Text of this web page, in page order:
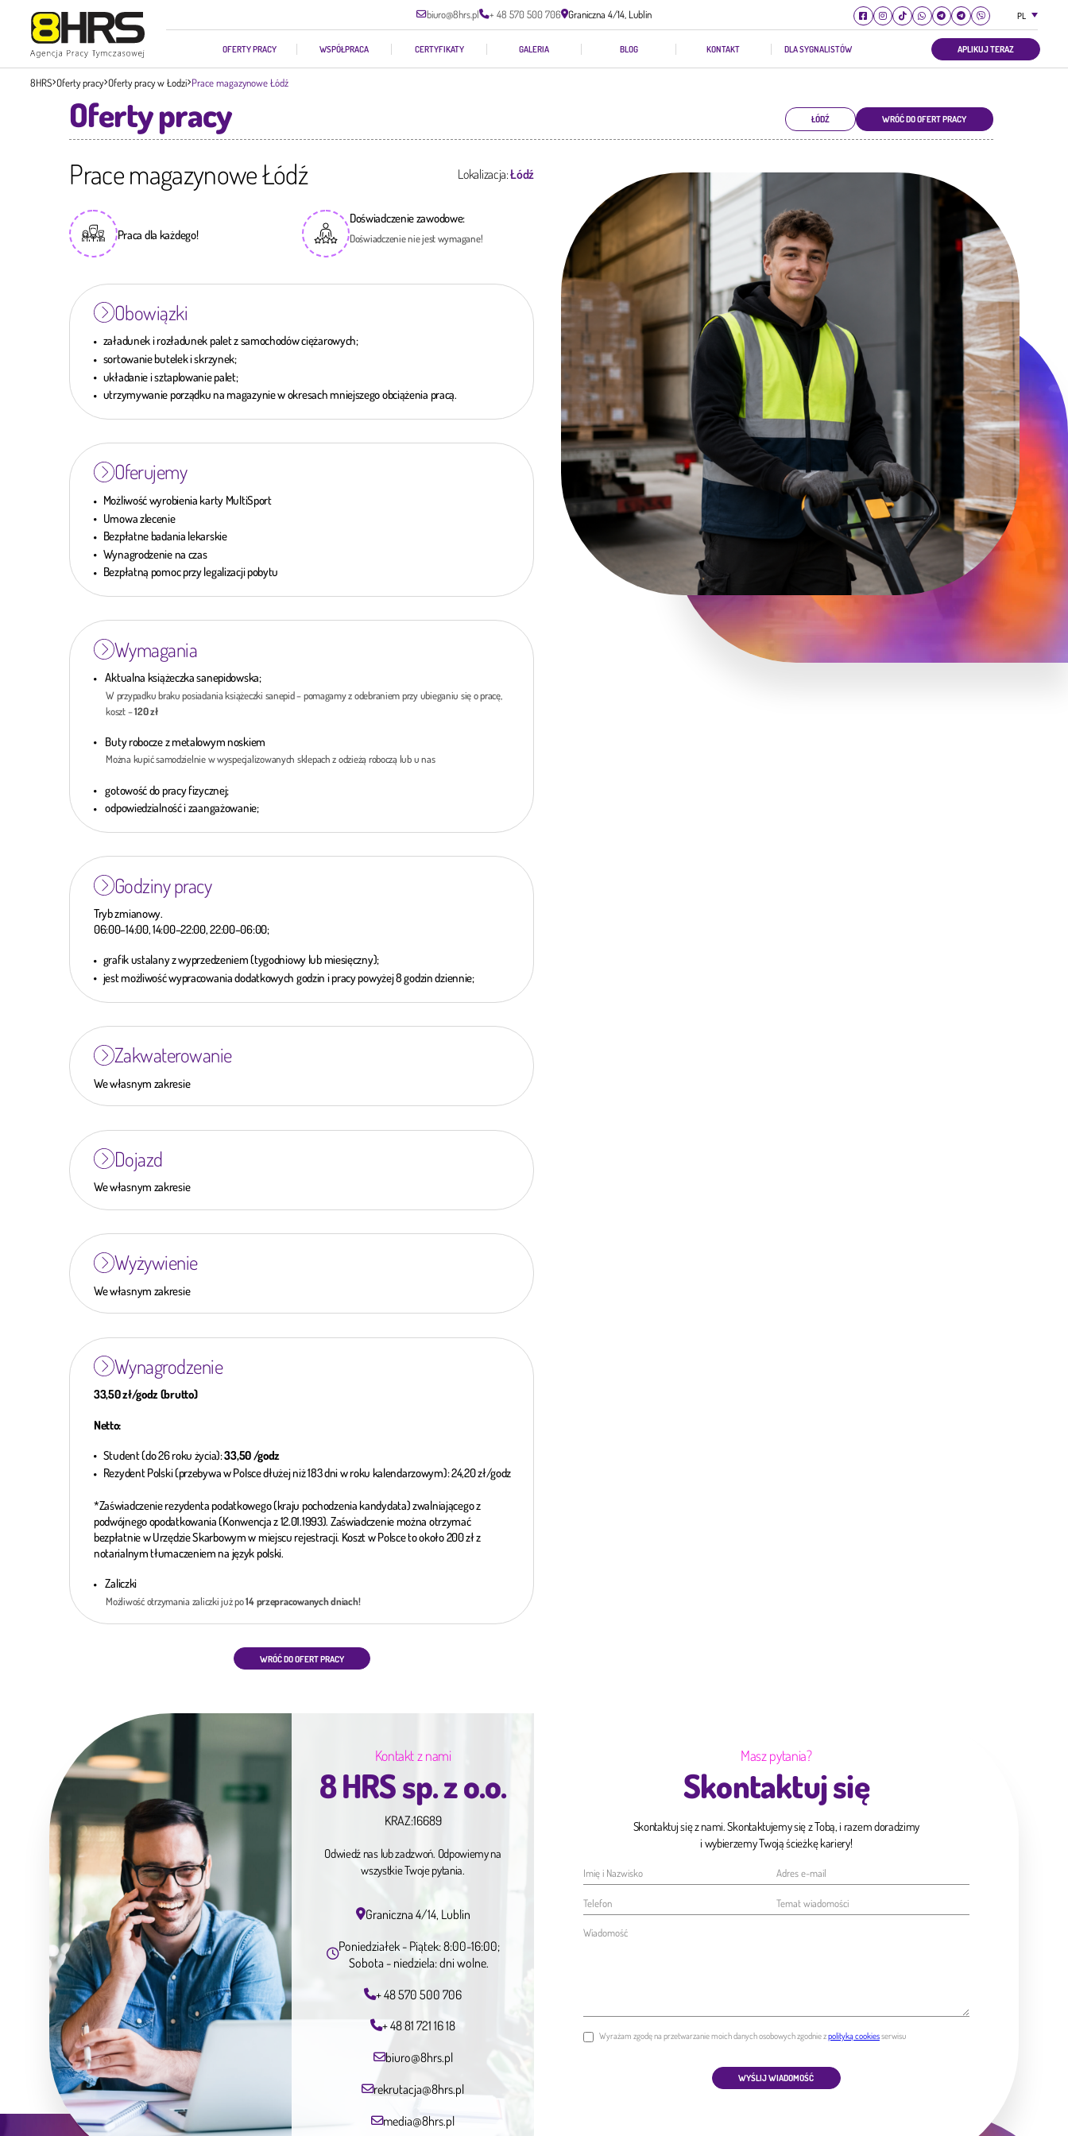
biuro@8hrs.pl + 48 570 500 706 Graniczna 4/14, Lublin PL
OFERTY PRACY WSPÓŁPRACA CERTYFIKATY GALERIA BLOG KONTAKT DLA SYGNALISTÓW APLIKUJ TERAZ
8HRS Oferty pracy Oferty pracy w Łodzi Prace magazynowe Łódź
Oferty pracy ŁÓDŹ WRÓĆ DO OFERT PRACY
Prace magazynowe Łódź Lokalizacja:Łódź
Praca dla każdego!
Doświadczenie zawodowe:
Doświadczenie nie jest wymagane!
Obowiązki
załadunek i rozładunek palet z samochodów ciężarowych;
sortowanie butelek i skrzynek;
układanie i sztaplowanie palet;
utrzymywanie porządku na magazynie w okresach mniejszego obciążenia pracą.
Oferujemy
Możliwość wyrobienia karty MultiSport
Umowa zlecenie
Bezpłatne badania lekarskie
Wynagrodzenie na czas
Bezpłatną pomoc przy legalizacji pobytu
Wymagania
Aktualna książeczka sanepidowska;
W przypadku braku posiadania książeczki sanepid – pomagamy z odebraniem przy ubieganiu się o pracę,
koszt –120 zł
Buty robocze z metalowym noskiem
Można kupić samodzielnie w wyspecjalizowanych sklepach z odzieżą roboczą lub u nas
gotowość do pracy fizycznej;
odpowiedzialność i zaangażowanie;
Godziny pracy
Tryb zmianowy.
06:00–14:00, 14:00–22:00, 22:00–06:00;
grafik ustalany z wyprzedzeniem (tygodniowy lub miesięczny);
jest możliwość wypracowania dodatkowych godzin i pracy powyżej 8 godzin dziennie;
Zakwaterowanie
We własnym zakresie
Dojazd
We własnym zakresie
Wyżywienie
We własnym zakresie
Wynagrodzenie
33,50 zł/godz (brutto)
Netto:
Student (do 26 roku życia):33,50 /godz
Rezydent Polski (przebywa w Polsce dłużej niż 183 dni w roku kalendarzowym): 24,20 zł/godz
*Zaświadczenie rezydenta podatkowego (kraju pochodzenia kandydata) zwalniającego z
podwójnego opodatkowania (Konwencja z 12.01.1993). Zaświadczenie można otrzymać
bezpłatnie w Urzędzie Skarbowym w miejscu rejestracji. Koszt w Polsce to około 200 zł z
notarialnym tłumaczeniem na język polski.
Zaliczki
Możliwość otrzymania zaliczki już po14 przepracowanych dniach!
WRÓĆ DO OFERT PRACY
Kontakt z nami
8 HRS sp. z o.o.
KRAZ:16689
Odwiedź nas lub zadzwoń. Odpowiemy na
wszystkie Twoje pytania.
Graniczna 4/14, Lublin
Poniedziałek - Piątek: 8:00-16:00;
Sobota - niedziela: dni wolne.
+ 48 570 500 706
+ 48 81 721 16 18
biuro@8hrs.pl
rekrutacja@8hrs.pl
media@8hrs.pl
Masz pytania?
Skontaktuj się
Skontaktuj się z nami. Skontaktujemy się z Tobą, i razem doradzimy
i wybierzemy Twoją ścieżkę kariery!
Wyrażam zgodę na przetwarzanie moich danych osobowych zgodnie zpolityką cookiesserwisu
WYŚLIJ WIADOMOŚĆ